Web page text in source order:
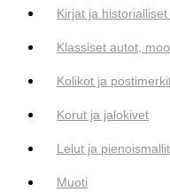
Kirjat ja
Klassiset autot,
Kolikot ja
Korut ja jalokivet
Lelut ja pienoismallit
Muoti